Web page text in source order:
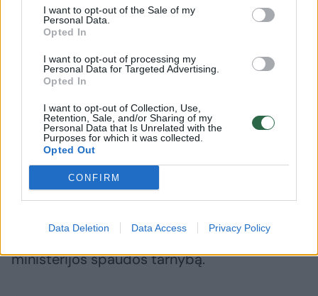
I want to opt-out of the Sale of my
Personal Data.
Opted In
I want to opt-out of processing my
Personal Data for Targeted Advertising.
Opted In
I want to opt-out of Collection, Use,
Retention, Sale, and/or Sharing of my
Personal Data that Is Unrelated with the
Purposes for which it was collected.
Opted Out
CONFIRM
Data Deletion Data Access Privacy Policy
Pričiupus girtą pilotą,
Japonijos avialinijos prieš
blaivumą
Skrydį
uodega
„Po to, kai policija sulaikė pažeidėją, jis buvo
nuvestas į oro uosto medicinos kabinetą, o
vėliau hospitalizuotas medicinos įstaigoje.
Maskvos regione“,– informavo Vidaus reikalų
ministerijos spaudos tarnybą.